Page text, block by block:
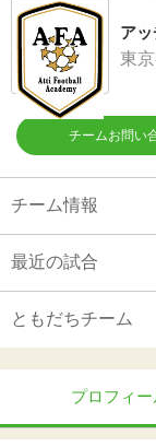
ア
東
チームお問い
チーム情報
最近の試合
ともだちチーム
プロフィー